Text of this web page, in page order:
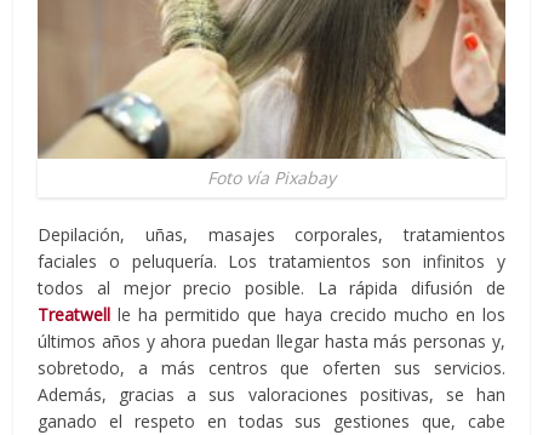
Foto vía Pixabay
Depilación, uñas, masajes corporales, tratamientos
faciales o peluquería. Los tratamientos son infinitos y
todos al mejor precio posible. La rápida difusión de
Treatwell le ha permitido que haya crecido mucho en los
últimos años y ahora puedan llegar hasta más personas y,
sobretodo, a más centros que oferten sus servicios.
Además, gracias a sus valoraciones positivas, se han
ganado el respeto en todas sus gestiones que, cabe